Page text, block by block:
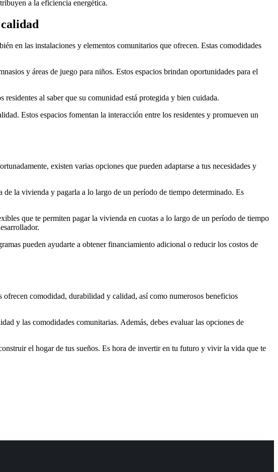
a la eficiencia energética.
en las instalaciones y elementos comunitarios que ofrecen. Estas comodidades
y áreas de juego para niños. Estos espacios brindan oportunidades para el
al saber que su comunidad está protegida y bien cuidada.
Estos espacios fomentan la interacción entre los residentes y promueven un
existen varias opciones que pueden adaptarse a tus necesidades y
la vivienda y pagarla a lo largo de un período de tiempo determinado. Es
que te permiten pagar la vivienda en cuotas a lo largo de un período de tiempo
pueden ayudarte a obtener financiamiento adicional o reducir los costos de
comodidad, durabilidad y calidad, así como numerosos beneficios
y las comodidades comunitarias. Además, debes evaluar las opciones de
el hogar de tus sueños. Es hora de invertir en tu futuro y vivir la vida que te